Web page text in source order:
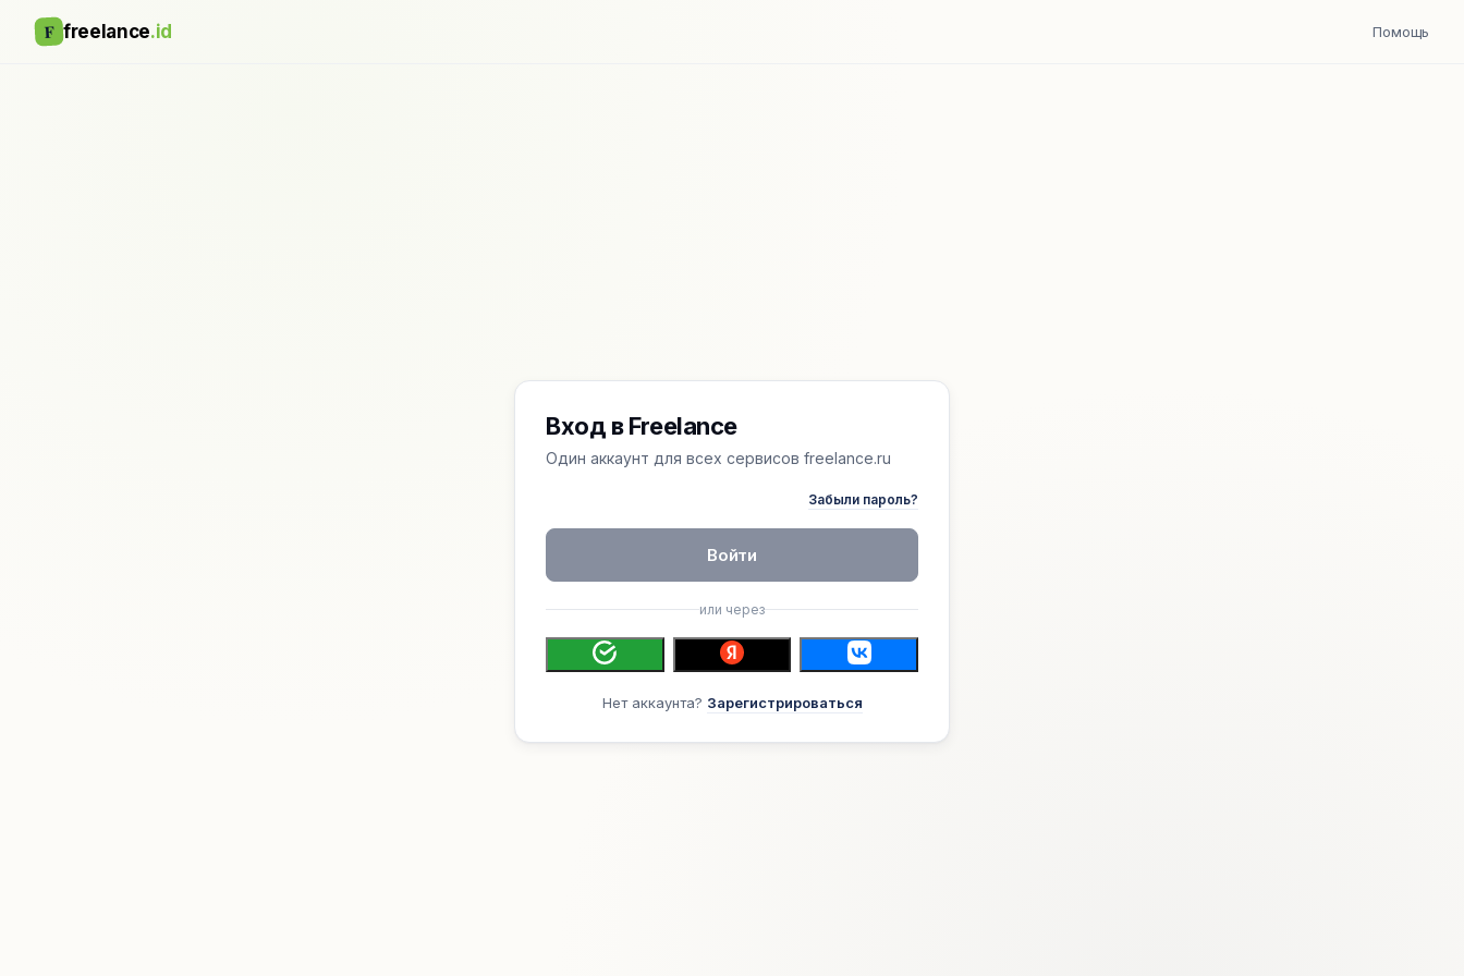
F freelance.id Помощь
Вход в Freelance
Один аккаунт для всех сервисов freelance.ru
Забыли пароль?
Войти
или через
Нет аккаунта? Зарегистрироваться